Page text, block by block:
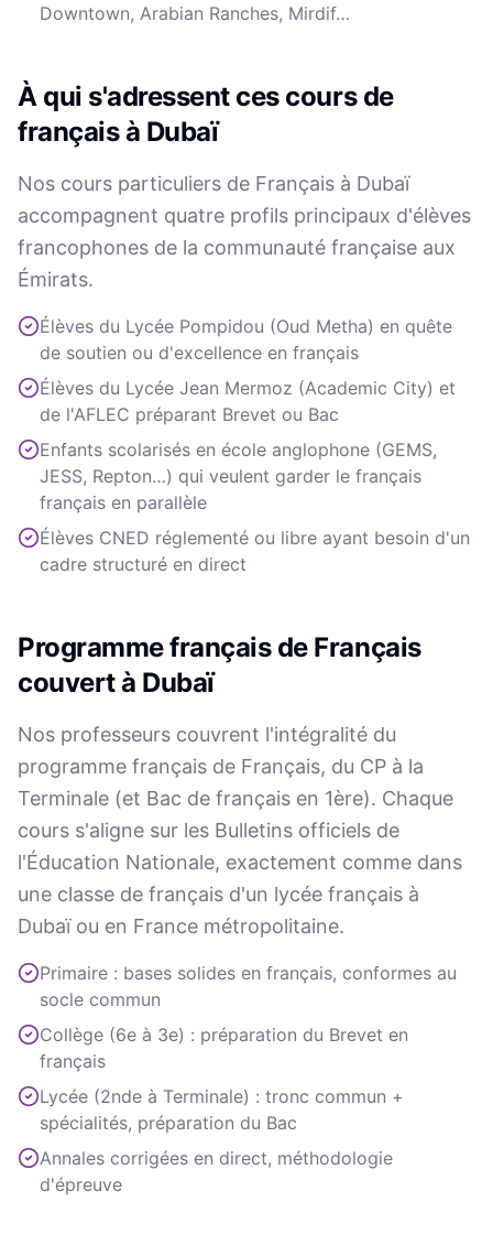
Downtown, Arabian Ranches, Mirdif…
À qui s'adressent ces cours de
français à Dubaï
Nos cours particuliers de Français à Dubaï
accompagnent quatre profils principaux d'élèves
francophones de la communauté française aux
Émirats.
Élèves du Lycée Pompidou (Oud Metha) en quête
de soutien ou d'excellence en français
Élèves du Lycée Jean Mermoz (Academic City) et
de l'AFLEC préparant Brevet ou Bac
Enfants scolarisés en école anglophone (GEMS,
JESS, Repton…) qui veulent garder le français
français en parallèle
Élèves CNED réglementé ou libre ayant besoin d'un
cadre structuré en direct
Programme français de Français
couvert à Dubaï
Nos professeurs couvrent l'intégralité du
programme français de Français, du CP à la
Terminale (et Bac de français en 1ère). Chaque
cours s'aligne sur les Bulletins officiels de
l'Éducation Nationale, exactement comme dans
une classe de français d'un lycée français à
Dubaï ou en France métropolitaine.
Primaire : bases solides en français, conformes au
socle commun
Collège (6e à 3e) : préparation du Brevet en
français
Lycée (2nde à Terminale) : tronc commun +
spécialités, préparation du Bac
Annales corrigées en direct, méthodologie
d'épreuve